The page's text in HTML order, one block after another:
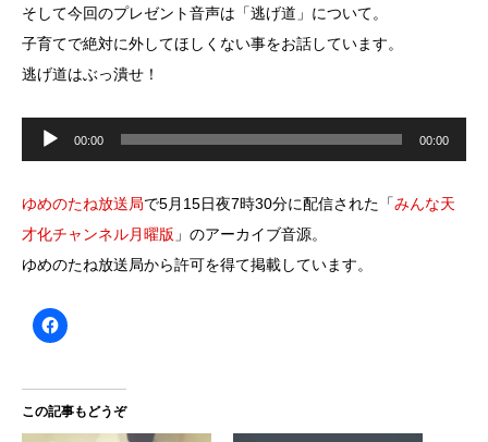
ヤ
ー
そして今回のプレゼント音声は「逃げ道」について。
子育てで絶対に外してほしくない事をお話しています。
逃げ道はぶっ潰せ！
ヤ
ー
00:00 00:00
ゆめのたね放送局で5月15日夜7時30分に配信された「みんな天
才化チャンネル月曜版 」のアーカイブ音源。
ゆめのたね放送局から許可を得て掲載しています。
この記事もどうぞ